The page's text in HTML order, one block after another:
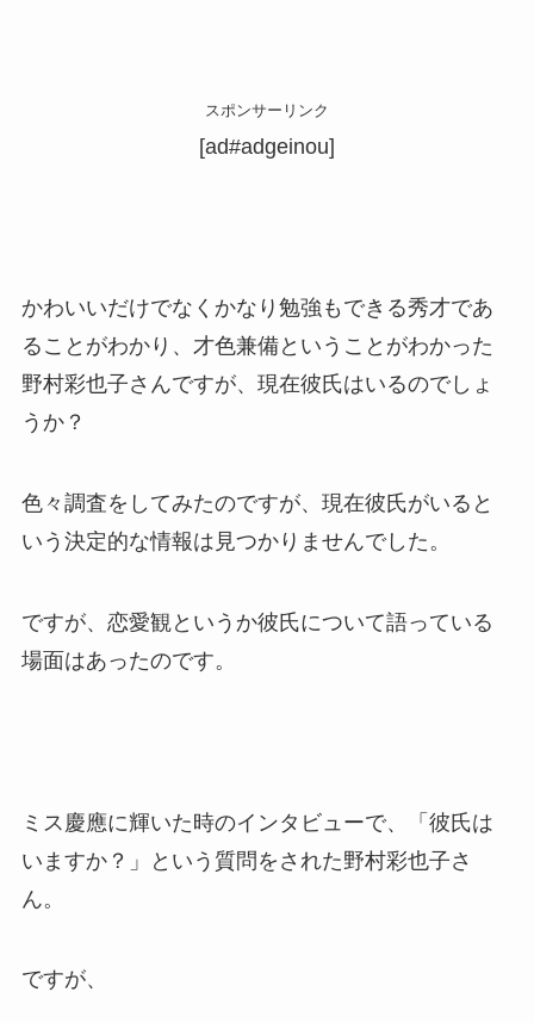
スポンサーリンク
[ad#adgeinou]
かわいいだけでなくかなり勉強もできる秀才であ
ることがわかり、才色兼備ということがわかった
野村彩也子さんですが、現在彼氏はいるのでしょ
うか？
色々調査をしてみたのですが、現在彼氏がいると
いう決定的な情報は見つかりませんでした。
ですが、恋愛観というか彼氏について語っている
場面はあったのです。
ミス慶應に輝いた時のインタビューで、「彼氏は
いますか？」という質問をされた野村彩也子さ
ん。
ですが、